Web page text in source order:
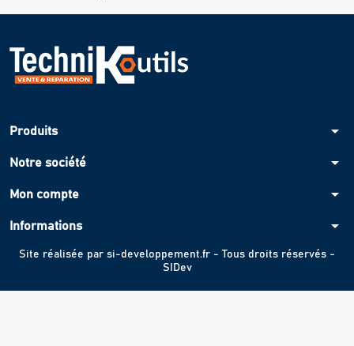
Produits arrow_drop_down
Notre société arrow_drop_down
Mon compte arrow_drop_down
Informations arrow_drop_down
Site réalisée par si-developpement.fr - Tous droits réservés -
SIDev